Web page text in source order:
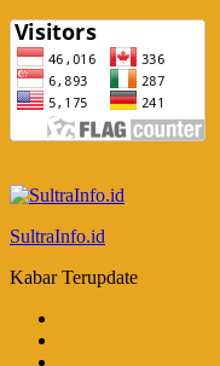
SultraInfo.id
Kabar Terupdate